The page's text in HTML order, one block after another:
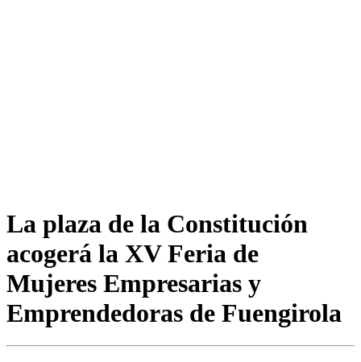
La plaza de la Constitución
acogerá la XV Feria de
Mujeres Empresarias y
Emprendedoras de Fuengirola